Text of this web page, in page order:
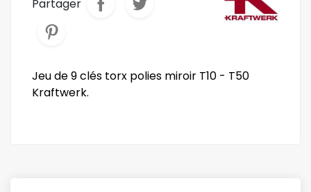
Partager
Jeu de 9 clés torx polies miroir T10 - T50
Kraftwerk.